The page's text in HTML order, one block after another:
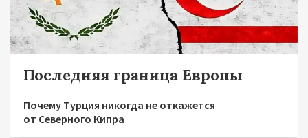
Последняя граница Европы
Почему Турция никогда не откажется
от Северного Кипра